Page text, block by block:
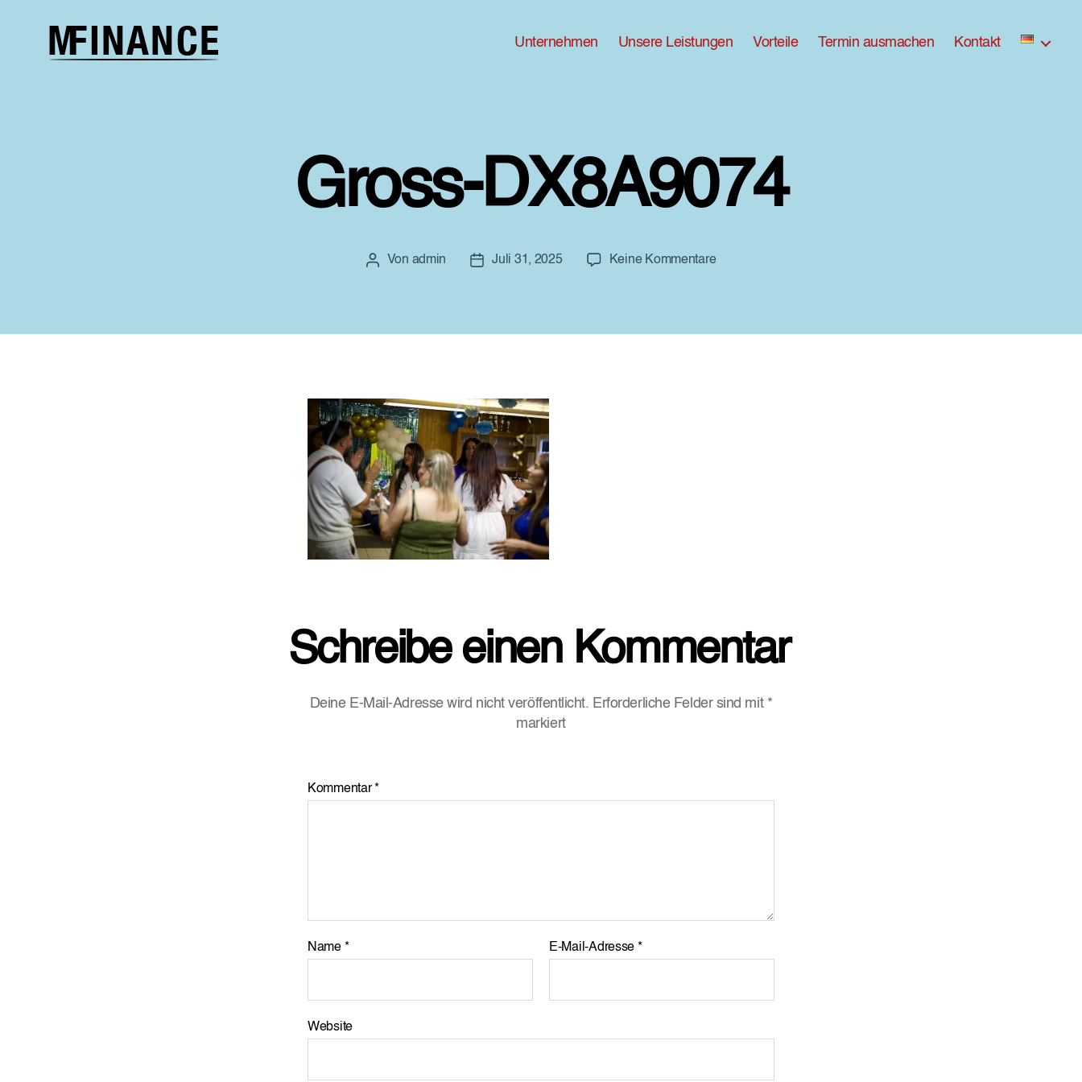
Unternehmen Unsere Leistungen Vorteile Termin ausmachen Kontakt
Gross-DX8A9074
Beitragsautor
Von admin Beitragsdatum
Juli 31, 2025 Keine Kommentarezu
Schreibe einen Kommentar
Deine E-Mail-Adresse wird nicht veröffentlicht. Erforderliche Felder sind mit *
markiert
Kommentar*
Name * E-Mail-Adresse *
Website